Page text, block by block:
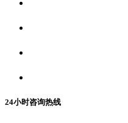
24小时咨询热线